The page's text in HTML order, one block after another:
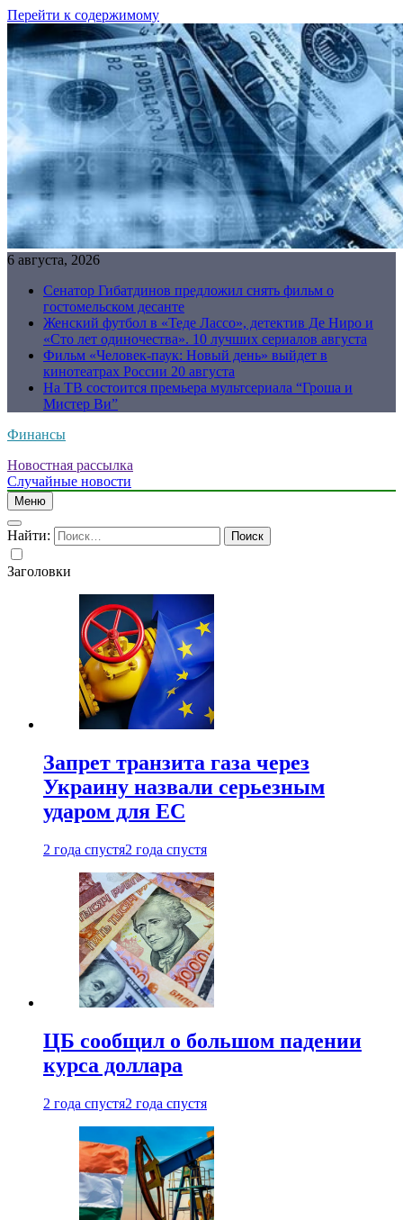
Перейти к содержимому
6 августа, 2026
Сенатор Гибатдинов предложил снять фильм о
гостомельском десанте
Женский футбол в «Теде Лассо», детектив Де Ниро и
«Сто лет одиночества». 10 лучших сериалов августа
Фильм «Человек-паук: Новый день» выйдет в
кинотеатрах России 20 августа
На ТВ состоится премьера мультсериала “Гроша и
Мистер Ви”
Финансы
Новостная рассылка
Случайные новости
Меню
Найти:
Заголовки
Запрет транзита газа через
Украину назвали серьезным
ударом для ЕС
2 года спустя2 года спустя
ЦБ сообщил о большом падении
курса доллара
2 года спустя2 года спустя